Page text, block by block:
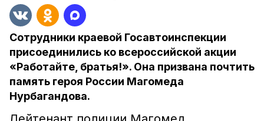
Сотрудники краевой Госавтоинспекции
присоединились ко всероссийской акции
«Работайте, братья!». Она призвана почтить
память героя России Магомеда
Нурбагандова.